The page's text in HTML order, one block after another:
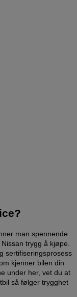
man spennende
trygg å kjøpe.
sertifiseringsprosess
kjenner bilen din
under her, vet du at
så følger trygghet